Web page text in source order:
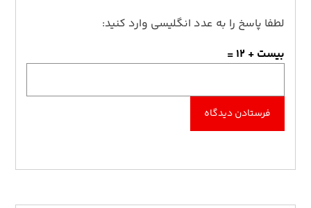
لطفا پاسخ را به عدد انگلیسی وارد کنید:
بیست + 12 =